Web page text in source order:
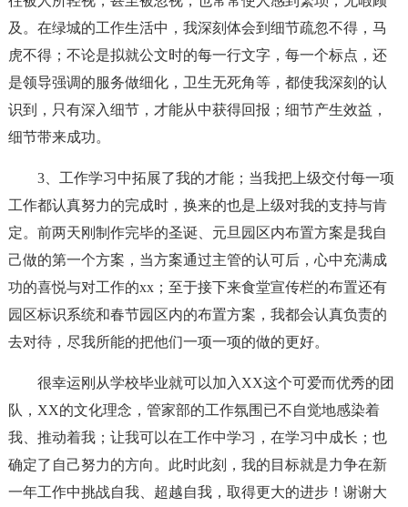
及。在绿城的工作生活中，我深刻体会到细节疏忽不得，马
虎不得；不论是拟就公文时的每一行文字，每一个标点，还
是领导强调的服务做细化，卫生无死角等，都使我深刻的认
识到，只有深入细节，才能从中获得回报；细节产生效益，
细节带来成功。
3、工作学习中拓展了我的才能；当我把上级交付每一项
工作都认真努力的完成时，换来的也是上级对我的支持与肯
定。前两天刚制作完毕的圣诞、元旦园区内布置方案是我自
己做的第一个方案，当方案通过主管的认可后，心中充满成
功的喜悦与对工作的xx；至于接下来食堂宣传栏的布置还有
园区标识系统和春节园区内的布置方案，我都会认真负责的
去对待，尽我所能的把他们一项一项的做的更好。
很幸运刚从学校毕业就可以加入XX这个可爱而优秀的团
队，XX的文化理念，管家部的工作氛围已不自觉地感染着
我、推动着我；让我可以在工作中学习，在学习中成长；也
确定了自己努力的方向。此时此刻，我的目标就是力争在新
一年工作中挑战自我、超越自我，取得更大的进步！谢谢大